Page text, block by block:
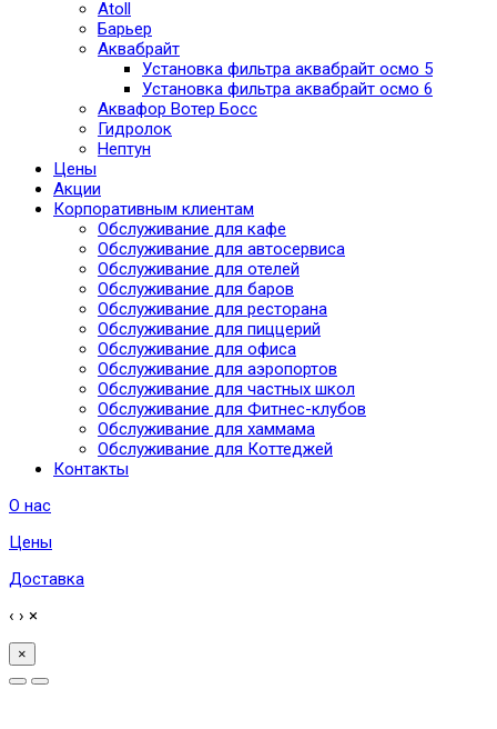
Atoll
Барьер
Аквабрайт
Установка фильтра аквабрайт осмо 5
Установка фильтра аквабрайт осмо 6
Аквафор Вотер Босс
Гидролок
Нептун
Цены
Акции
Корпоративным клиентам
Обслуживание для кафе
Обслуживание для автосервиса
Обслуживание для отелей
Обслуживание для баров
Обслуживание для ресторана
Обслуживание для пиццерий
Обслуживание для офиса
Обслуживание для аэропортов
Обслуживание для частных школ
Обслуживание для Фитнес-клубов
Обслуживание для хаммама
Обслуживание для Коттеджей
Контакты
О нас
Цены
Доставка
‹ › ×
×